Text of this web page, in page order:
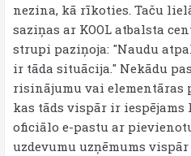
nezina, kā rīkoties. Taču
saziņas ar KOOL atbalsta
strupi paziņoja: "Naudu
ir tāda situācija." Nekādu
risinājumu vai elementāras
kas tāds vispār ir
oficiālo e-pastu ar
uzdevumu uzņēmums